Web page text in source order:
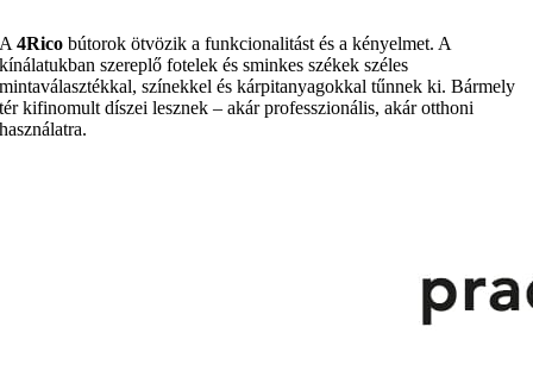
A4Rico bútorok ötvözik a funkcionalitást és a kényelmet. A
kínálatukban szereplő fotelek és sminkes székek széles
mintaválasztékkal, színekkel és kárpitanyagokkal tűnnek ki. Bármely
tér kifinomult díszei lesznek – akár professzionális, akár otthoni
használatra.